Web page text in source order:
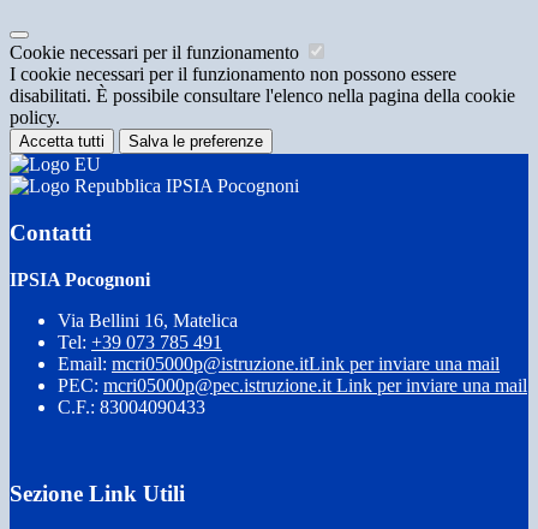
Cookie necessari per il funzionamento
I cookie necessari per il funzionamento non possono essere
disabilitati. È possibile consultare l'elenco nella pagina della cookie
policy.
Accetta tutti Salva le preferenze
IPSIA Pocognoni
Contatti
IPSIA Pocognoni
Via Bellini 16, Matelica
Tel: +39 073 785 491
Email: mcri05000p@istruzione.itLink per inviare una mail
PEC: mcri05000p@pec.istruzione.it Link per inviare una mail
C.F.: 83004090433
Sezione Link Utili